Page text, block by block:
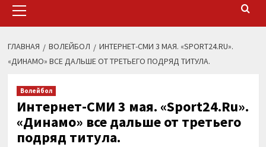
меню
ГЛАВНАЯ ВОЛЕЙБОЛ
ИНТЕРНЕТ-СМИ 3 МАЯ. «SPORT24.RU».
«ДИНАМО» ВСЕ ДАЛЬШЕ ОТ ТРЕТЬЕГО ПОДРЯД ТИТУЛА.
Волейбол
Интернет-СМИ 3 мая. «Sport24.Ru».
«Динамо» все дальше от третьего
подряд титула.